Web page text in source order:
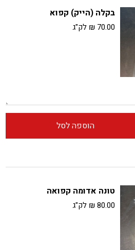
בקלה (הייק) קפוא
₪ 70.00 לק"ג
הוספה לסל
טונה אדומה קפואה
₪80.00 לק"ג